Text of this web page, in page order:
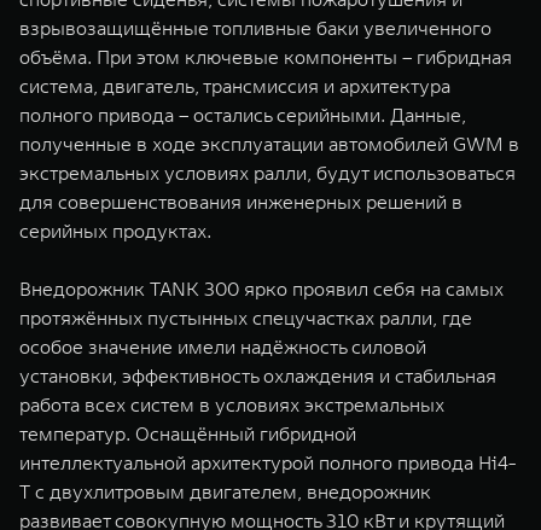
взрывозащищённые топливные баки увеличенного
объёма. При этом ключевые компоненты – гибридная
система, двигатель, трансмиссия и архитектура
полного привода – остались серийными. Данные,
полученные в ходе эксплуатации автомобилей GWM в
экстремальных условиях ралли, будут использоваться
для совершенствования инженерных решений в
серийных продуктах.
Внедорожник TANK 300 ярко проявил себя на самых
протяжённых пустынных спецучастках ралли, где
особое значение имели надёжность силовой
установки, эффективность охлаждения и стабильная
работа всех систем в условиях экстремальных
температур. Оснащённый гибридной
интеллектуальной архитектурой полного привода Hi4-
T с двухлитровым двигателем, внедорожник
развивает совокупную мощность 310 кВт и крутящий